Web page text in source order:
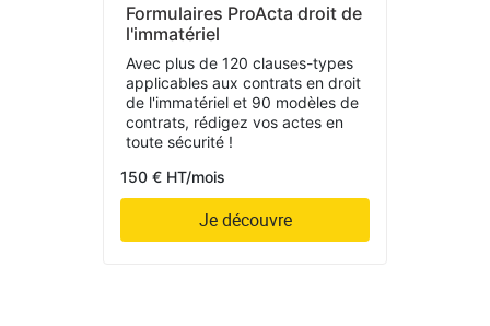
Formulaires ProActa droit de
l'immatériel
Avec plus de 120 clauses-types
applicables aux contrats en droit
de l'immatériel et 90 modèles de
contrats, rédigez vos actes en
toute sécurité !
150 € HT/mois
Je découvre